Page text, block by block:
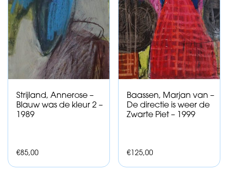
Strijland, Annerose –
Blauw was de kleur 2 –
1989
€85,00
Baassen, Marjan van –
De directie is weer de
Zwarte Piet – 1999
€ 125,00